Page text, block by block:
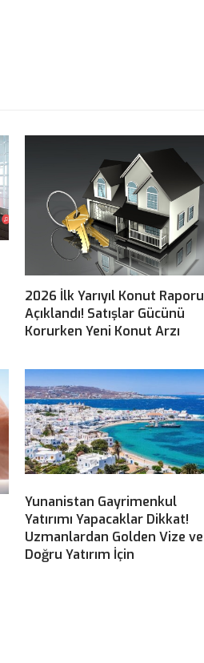
2026 İlk Yarıyıl Konut Raporu
Açıklandı! Satışlar Gücünü
Korurken Yeni Konut Arzı
Yunanistan Gayrimenkul
Yatırımı Yapacaklar Dikkat!
Uzmanlardan Golden Vize ve
Doğru Yatırım İçin